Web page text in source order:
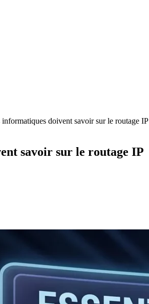
informatiques doivent savoir sur le routage IP
savoir sur le routage IP